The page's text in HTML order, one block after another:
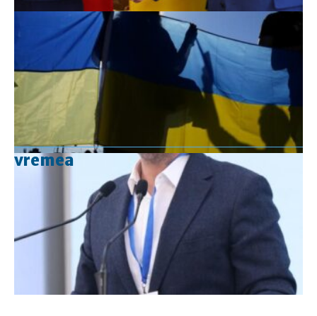
vremea